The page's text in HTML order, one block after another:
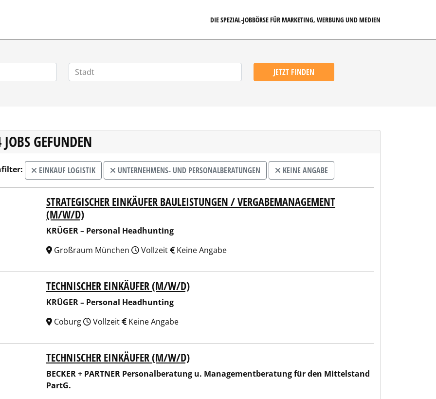
DIE SPEZIAL-JOBBÖRSE FÜR MARKETING, WERBUNG UND MEDIEN
JETZT FINDEN
GEFUNDEN
EINKAUF LOGISTIK UNTERNEHMENS- UND PERSONALBERATUNGEN KEINE ANGABE
– Personal Headhunting
STRATEGISCHER EINKÄUFER BAULEISTUNGEN / VERGABEMANAGEMENT
(M/W/D)
KRÜGER – Personal Headhunting
Großraum München
Vollzeit Keine Angabe
– Personal Headhunting
TECHNISCHER EINKÄUFER (M/W/D)
KRÜGER – Personal Headhunting
Coburg
Vollzeit Keine Angabe
+ PARTNER Personalberatung u. Managementberatung für den Mittelstand PartG.
TECHNISCHER EINKÄUFER (M/W/D)
BECKER + PARTNER Personalberatung u. Managementberatung für den Mittelstand
PartG.